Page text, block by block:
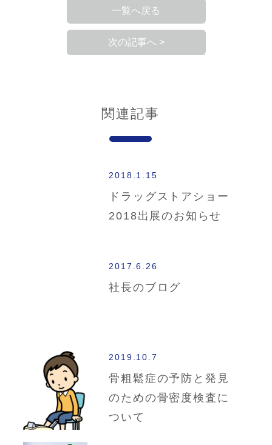
一覧へ戻る
次の記事へ >
関連記事
2018.1.15
ドラッグストアショー
2018出展のお知らせ
2017.6.26
社長のブログ
2019.10.7
骨粗鬆症の予防と発見
のための骨密度検査に
ついて